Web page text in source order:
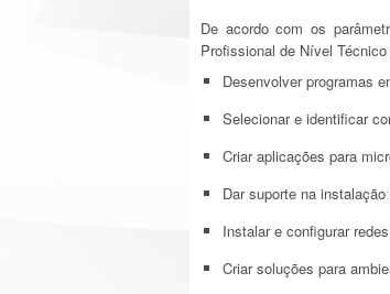
De acordo com os
Profissional de Nível
Desenvolver programas
Selecionar e identificar
Criar aplicações para
Dar suporte na
Instalar e configurar
Criar soluções para